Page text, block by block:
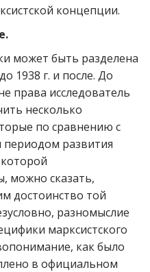
концепции.
может быть разделена
1938 г. и после. До
права исследователь
несколько
по сравнению с
развития
можно сказать,
достоинство той
разномыслие
марксистского
как было
в официальном